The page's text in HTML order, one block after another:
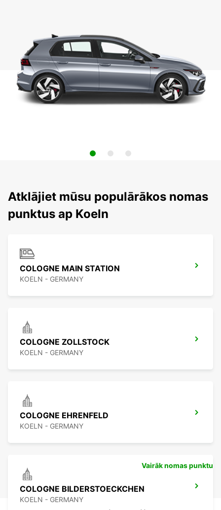
Atklājiet mūsu populārākos nomas
punktus ap Koeln
COLOGNE MAIN STATION
KOELN - GERMANY
COLOGNE ZOLLSTOCK
KOELN - GERMANY
COLOGNE EHRENFELD
KOELN - GERMANY
COLOGNE BILDERSTOECKCHEN
KOELN - GERMANY
Vairāk nomas punktu